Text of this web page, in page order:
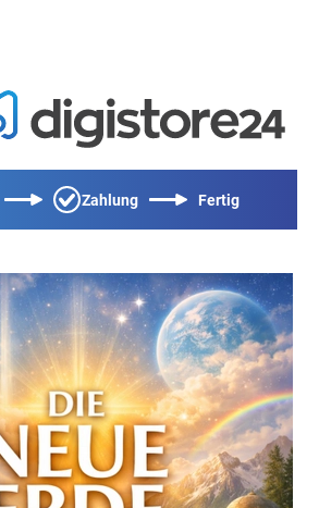
Zahlung Fertig